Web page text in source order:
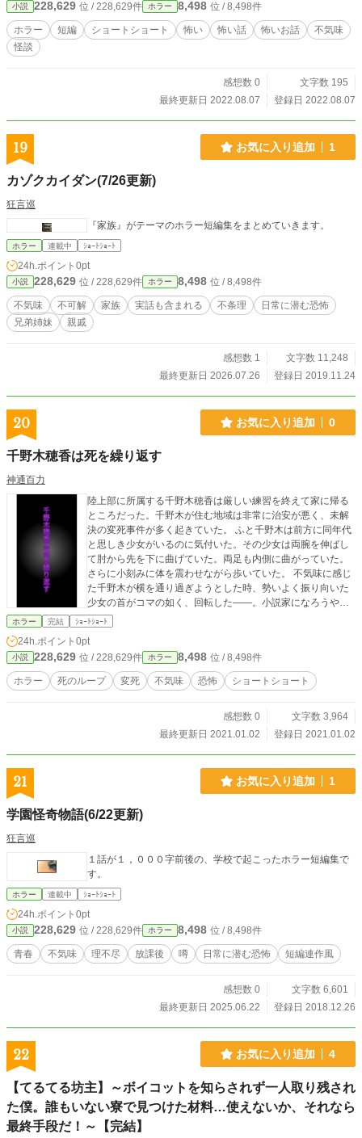
小説 228,629 位 / 228,629件 ホラー 8,498 位 / 8,498件
ホラー 短編 ショートショート 怖い 怖い話 怖いお話
不気味
怪談
感想数 0
文字数 195
最終更新日 2022.08.07
登録日 2022.08.07
19 お気に入り追加 1
カゾクカイダン(7/26更新)
狂言巡
『家族』がテーマのホラー短編集をまとめていきます。
ホラー 連載中 ｼｮｰﾄｼｮｰﾄ
24h.ポイント 0pt
小説 228,629 位 / 228,629件 ホラー 8,498 位 / 8,498件
不気味 不可解 家族 実話も含まれる 不条理
日常に潜む恐怖
兄弟姉妹
親戚
感想数 1
文字数 11,248
最終更新日 2026.07.26
登録日 2019.11.24
20 お気に入り追加 0
千野木穂香は死を繰り返す
神通百力
陸上部に所属する千野木穂香は厳しい練習を終えて家に帰る
ところだった。千野木が住む地域は非常に治安が悪く、未解
決の変死事件が多く起きていた。 ふと千野木は前方に同年代
と思しき少女がいるのに気付いた。その少女は両腕を伸ばし
て肘から先を下に曲げていた。両足も内側に曲がっていた。
さらに小刻みに体を震わせながら歩いていた。 不気味に感じ
た千野木が横を通り過ぎようとした時、勢いよく振り向いた
少女の首がコマの如く、回転した――。小説家になろうやノ
ベルアップ+にも投稿しています。
ホラー 完結 ｼｮｰﾄｼｮｰﾄ
24h.ポイント 0pt
小説 228,629 位 / 228,629件 ホラー 8,498 位 / 8,498件
ホラー 死のループ 変死 不気味 恐怖 ショートショート
感想数 0
文字数 3,964
最終更新日 2021.01.02
登録日 2021.01.02
21 お気に入り追加 1
学園怪奇物語(6/22更新)
狂言巡
１話が１，０００字前後の、学校で起こったホラー短編集で
す。
ホラー 連載中 ｼｮｰﾄｼｮｰﾄ
24h.ポイント 0pt
小説 228,629 位 / 228,629件 ホラー 8,498 位 / 8,498件
青春 不気味 理不尽 放課後 噂 日常に潜む恐怖 短編連作風
感想数 0
文字数 6,601
最終更新日 2025.06.22
登録日 2018.12.26
22 お気に入り追加 4
【てるてる坊主】～ボイコットを知らされず一人取り残され
た僕。誰もいない寮で見つけた材料…使えないか、それなら
最終手段だ！～【完結】